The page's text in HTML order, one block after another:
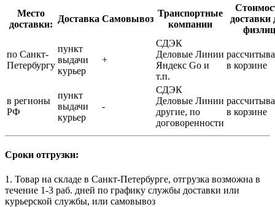
Место
доставки:
Доставка Самовывоз
Транспортные
компании
доставки
физлиц
по Санкт-
Петербургу
пункт
выдачи
курьер
+
СДЭК
Деловые Линии
Яндекс Go и
т.п.
в корзине
в регионы
РФ
пункт
выдачи
курьер
-
СДЭК
Деловые Линии
другие, по
договоренности
в корзине
Сроки отгрузки:
1. Товар на складе в Санкт-Петербурге, отгрузка возможна в
течение 1-3 раб. дней по графику службы доставки или
курьерской службы, или самовывоз